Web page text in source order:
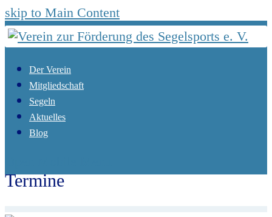
skip to Main Content
Der Verein
Mitgliedschaft
Segeln
Aktuelles
Blog
Termine